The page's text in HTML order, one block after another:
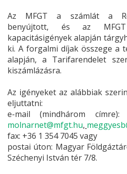
Az MFGT a számlát a
benyújtott, és az
kapacitásigények alapján
ki. A forgalmi díjak összege a
alapján, a Tarifarendelet
kiszámlázásra.
Az igényeket az alábbiak
eljuttatni:
e-mail (mindhárom
molnarnet@mfgt.hu,
fax: +36 1 354 7045 vagy
postai úton: Magyar
Széchenyi István tér 7/8.